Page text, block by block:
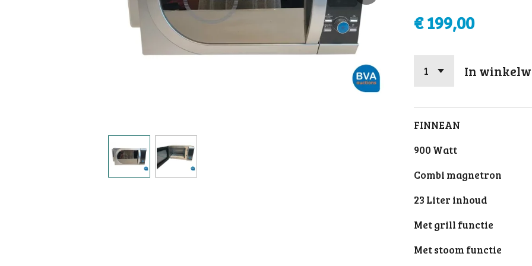
€ 199,00
In
FINNEAN
900 Watt
Combi magnetron
23 Liter inhoud
Met grill functie
Met stoom functie